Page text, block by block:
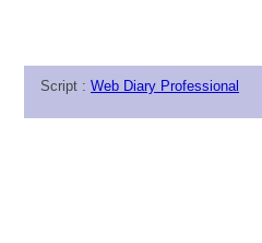
Script : Web Diary Professional